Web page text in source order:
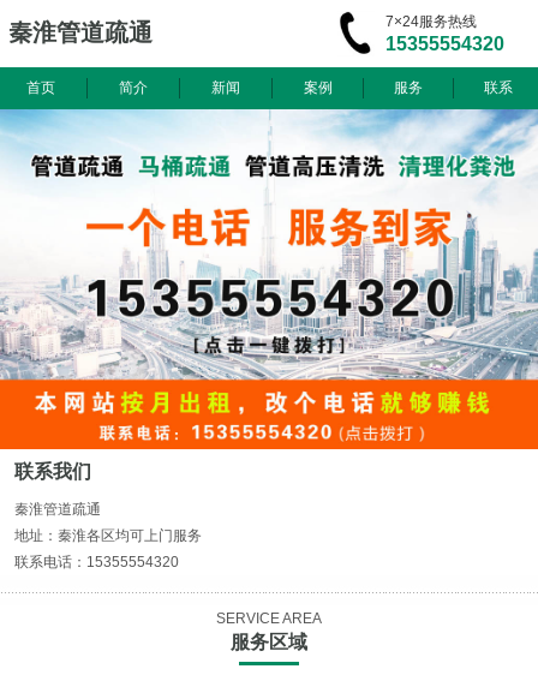
秦淮管道疏通 7×24服务热线
15355554320
首页 简介 新闻 案例 服务 联系
联系我们
秦淮管道疏通
地址：秦淮各区均可上门服务
联系电话：15355554320
SERVICE AREA
服务区域